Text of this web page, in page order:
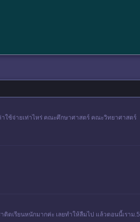
าใช้จ่ายเท่าไหร่ คณะศึกษาศาสตร์ คณะวิทยาศาสตร์
ติดเรียนหนักมากค่ะ เลยทำให้ลืมไป แล้วตอนนี้เราม.5